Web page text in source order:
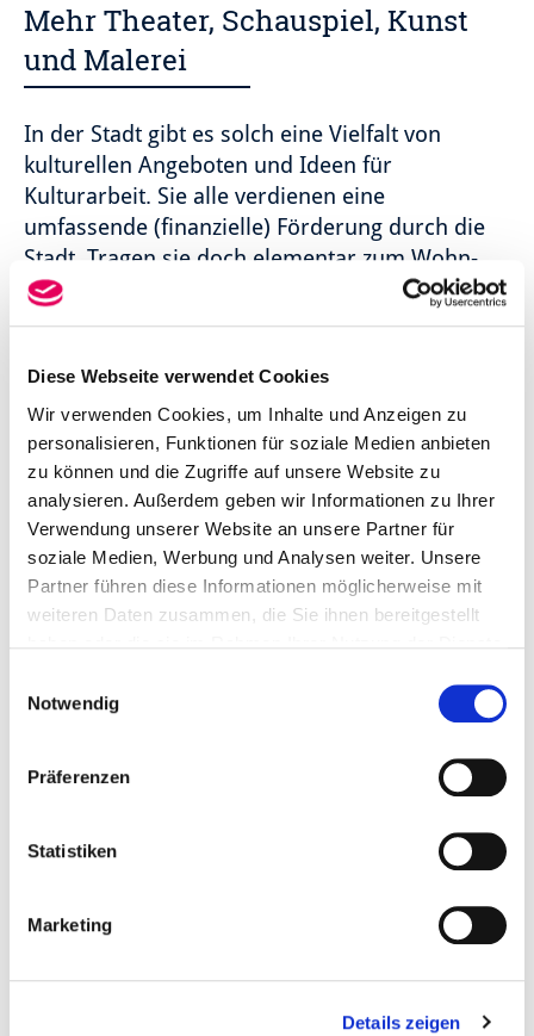
Diese Webseite verwendet Cookies
Wir verwenden Cookies, um Inhalte und Anzeigen zu
personalisieren, Funktionen für soziale Medien anbieten
zu können und die Zugriffe auf unsere Website zu
analysieren. Außerdem geben wir Informationen zu Ihrer
Verwendung unserer Website an unsere Partner für
soziale Medien, Werbung und Analysen weiter. Unsere
Partner führen diese Informationen möglicherweise mit
weiteren Daten zusammen, die Sie ihnen bereitgestellt
Notwendig
Präferenzen
Statistiken
Marketing
Details zeigen
Mehr Theater, Schauspiel, Kunst
und Malerei
In der Stadt gibt es solch eine Vielfalt von
kulturellen Angeboten und Ideen für
Kulturarbeit. Sie alle verdienen eine
umfassende (finanzielle) Förderung durch die
Stadt. Tragen sie doch elementar zum Wohn-
und Freizeitwert der Stadt bei und machen die
Weserstadt immer attraktiver.
Dennoch stößt die Verwaltung hier so manches Mal
Kulturstiftung Hamelnins Spiel. Sie setzt dort an, wo
neue und zusätzliche kulturelle Initiativen weitere
Unterstützung benötigen.
Jeder Bürger kann die Hamelner Kulturszene aktiv
fördern. Denn das Stiftungskapital wurde jeweils zur
Hälfte von der Stadt Hameln und den Bürgern
aufgebracht. Je höher das Stiftungskapital ist, desto
ist, desto mehr Projekte können gefördert werden.
Auch Unternehmen und Institutionen können einen
Fragen zur Kulturstiftung?